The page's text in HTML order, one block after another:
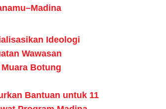
Ideologi
Wawasan
Botung
Bantuan untuk 11